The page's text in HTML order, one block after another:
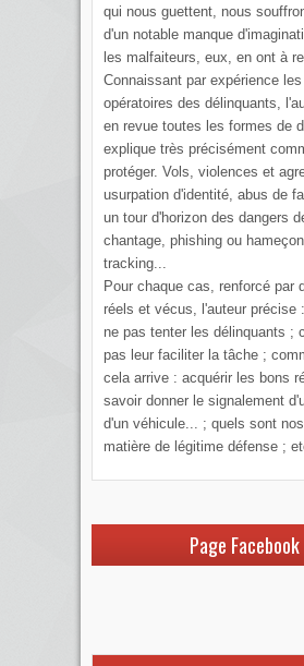
qui nous guettent, nous
d'un notable manque
les malfaiteurs, eux, en ont à
Connaissant par expérience
opératoires des délinquants,
en revue toutes les formes de
explique très précisément
protéger. Vols, violences et
usurpation d'identité, abus de
un tour d'horizon des dangers
chantage, phishing ou
tracking...
Pour chaque cas, renforcé par
réels et vécus, l'auteur précise
ne pas tenter les délinquants ;
pas leur faciliter la tâche ;
cela arrive : acquérir les bons
savoir donner le signalement
d'un véhicule... ; quels sont
matière de légitime défense ;
Page Facebook